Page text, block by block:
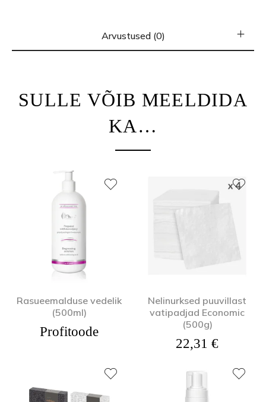
Arvustused (0)
SULLE VÕIB MEELDIDA
KA…
Rasueemalduse vedelik
(500ml)
Profitoode
Nelinurksed puuvillast
vatipadjad Economic
(500g)
22,31 €